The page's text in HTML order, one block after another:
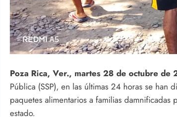
Poza Rica, Ver., martes 28 de octubre de
Pública (SSP), en las últimas 24 horas se
paquetes alimentarios a familias
estado.